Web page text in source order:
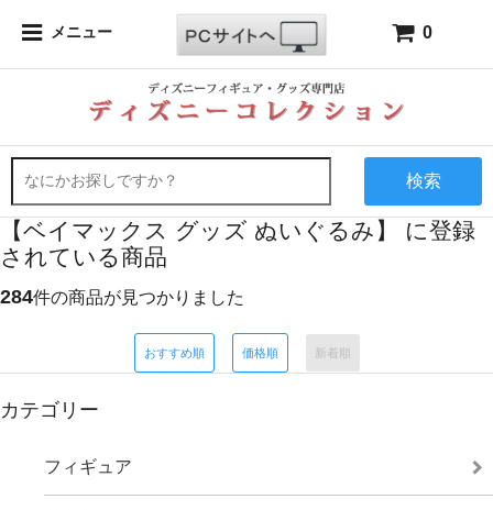
メニュー 0
検索
【ベイマックス グッズ ぬいぐるみ】 に登録
されている商品
284件の商品が見つかりました
おすすめ順 価格順 新着順
カテゴリー
フィギュア